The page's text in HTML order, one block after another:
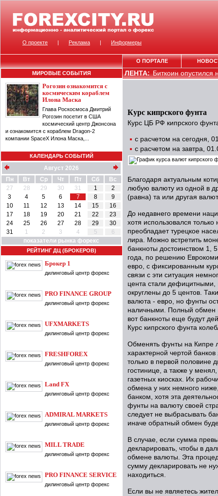
МИРОВЫЕ СОБЫТИЯ
Рогозин ознакомится с
космическим кораблем
Илона Маска
Глава Роскосмоса Дмитрий
Рогозин посетит в США
космический центр Джонсона
и ознакомится с кораблем Dragon-2
компании SpaceX Илона Маска,...
КАЛЕНДАРЬ СОБЫТИЙ
Август 2026
Пн
Вт Ср Чт Пт Сб
Вс
27
28 29 30 31 1
2
3
4 5 6 7 8
9
10
11 12 13 14 15
16
17
18 19 20 21 22
23
24
25 26 27 28 29
30
31
1 2 3 4 5
6
показатели рынка форекс
РЕЙТИНГ ДЦ (БРОКЕРОВ)
Брокер 1
дилинговый центр форекс
PRO FINANCE GROUP
дилинговый центр форекс
UFXMARKETS
дилинговый центр форекс
FRESHFOREX
дилинговый центр форекс
Land FX
дилинговый центр форекс
ADMIRAL MARKETS
дилинговый центр форекс
MILL TRADE
дилинговый центр форекс
PRO FINANCE SERVICE
дилинговый центр форекс
ЛЕНТА:Биткоин опустился
Курс кипрского фунта
Курс ЦБ РФ кипрского
с расчетом на сегодня,
с расчетом на завтра,
Благодаря актуальным
любую валюту из одной в
(равна) та или другая
До недавнего времени
хотя использовался
преобладает турецкое
лира. Можно встретить
банкноты достоинством 1,
года, по решению
евро, с фиксированным
связи с эти ситуация
цента стали дефицитными,
округлены до 5 центов.
валюта - евро, но фунты
наличными. Полный обмен
вот банкноты еще будут
Курс кипрского фунта
Обменять фунты на Кипре
характерной чертой
только в первой половине
гостинице, а также у
газетных киосках. Их
обмена у них немного
банком, хотя эта
фунты на валюту своей
следует не выбрасывать
иначе обратный обмен
В случае, если сумма
декларировать, чтобы в
обмене валюты. Эта
сумму декларировать не
находиться.
Если вы не являетесь
О проекте | Реклама | Информеры
О ПОРТАЛЕ